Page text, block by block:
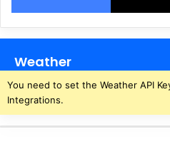
Weather
You need to set the Weather API
Integrations.